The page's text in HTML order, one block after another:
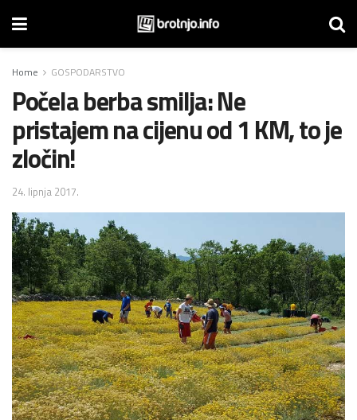
Home GOSPODARSTVO
Počela berba smilja: Ne
pristajem na cijenu od 1 KM, to je
zločin!
24. lipnja 2017.